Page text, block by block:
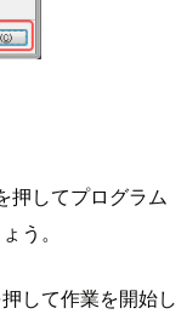
押してプログラム
う。
して作業を開始し